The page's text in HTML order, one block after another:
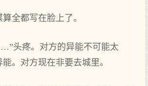
全都写在脸上了。
头疼。对方的异能不可能太
。对方现在非要去城里。